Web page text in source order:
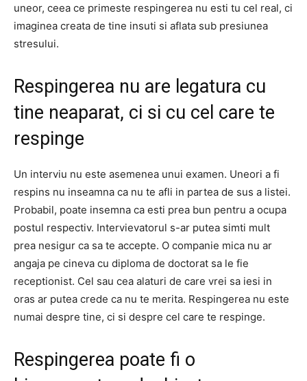
uneor, ceea ce primeste respingerea nu esti tu cel real, ci
imaginea creata de tine insuti si aflata sub presiunea
stresului.
Respingerea nu are legatura cu
tine neaparat, ci si cu cel care te
respinge
Un interviu nu este asemenea unui examen. Uneori a fi
respins nu inseamna ca nu te afli in partea de sus a listei.
Probabil, poate insemna ca esti prea bun pentru a ocupa
postul respectiv. Intervievatorul s-ar putea simti mult
prea nesigur ca sa te accepte. O companie mica nu ar
angaja pe cineva cu diploma de doctorat sa le fie
receptionist. Cel sau cea alaturi de care vrei sa iesi in
oras ar putea crede ca nu te merita. Respingerea nu este
numai despre tine, ci si despre cel care te respinge.
Respingerea poate fi o